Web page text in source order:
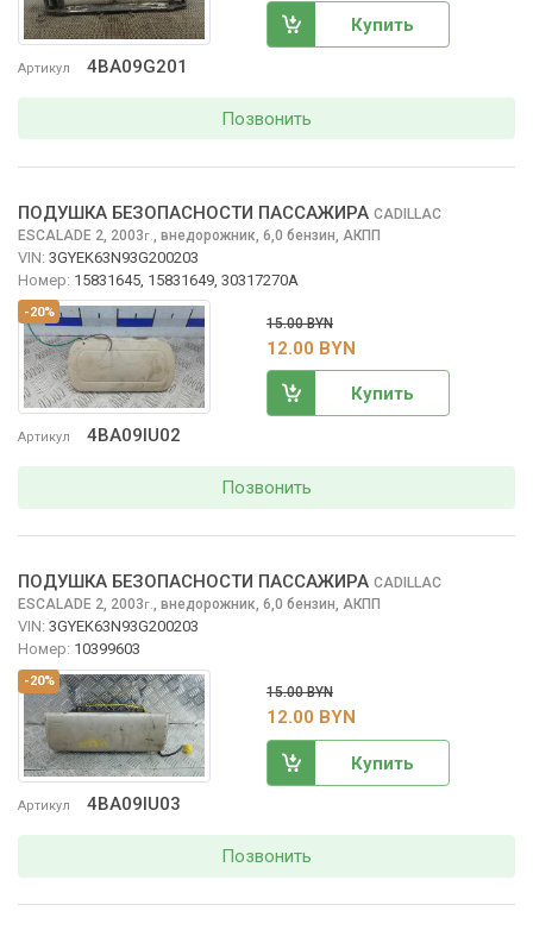
Артикул 4BA09G201
Купить
Позвонить
-20%
Артикул 4BA09IU02
ПОДУШКА БЕЗОПАСНОСТИ ПАССАЖИРА CADILLAC
ESCALADE 2, 2003г., внедорожник, 6,0 бензин, АКПП
VIN: 3GYEK63N93G200203
Номер: 15831645, 15831649, 30317270A
15.00 BYN
12.00 BYN
Купить
Позвонить
-20%
Артикул 4BA09IU03
ПОДУШКА БЕЗОПАСНОСТИ ПАССАЖИРА CADILLAC
ESCALADE 2, 2003г., внедорожник, 6,0 бензин, АКПП
VIN: 3GYEK63N93G200203
Номер: 10399603
15.00 BYN
12.00 BYN
Купить
Позвонить